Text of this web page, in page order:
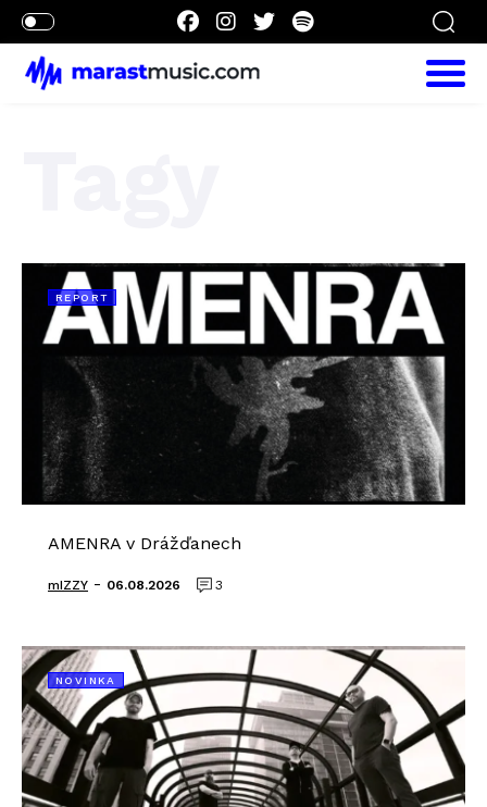
REPORT
AMENRA v Drážďanech
mIZZY - 06.08.2026 3
NOVINKA